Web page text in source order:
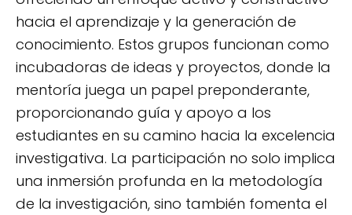
hacia el aprendizaje y la generación de
conocimiento. Estos grupos funcionan como
incubadoras de ideas y proyectos, donde la
mentoría juega un papel preponderante,
proporcionando guía y apoyo a los
estudiantes en su camino hacia la excelencia
investigativa. La participación no solo implica
una inmersión profunda en la metodología
de la investigación, sino también fomenta el